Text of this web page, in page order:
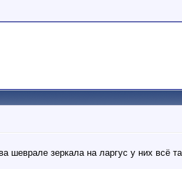
шеврале зеркала на ларгус у них всё